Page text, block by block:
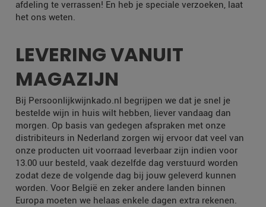
afdeling te verrassen! En heb je speciale verzoeken, laat
het ons weten.
LEVERING VANUIT
MAGAZIJN
Bij Persoonlijkwijnkado.nl begrijpen we dat je snel je
bestelde wijn in huis wilt hebben, liever vandaag dan
morgen. Op basis van gedegen afspraken met onze
distribiteurs in Nederland zorgen wij ervoor dat veel van
onze producten uit voorraad leverbaar zijn indien voor
13.00 uur besteld, vaak dezelfde dag verstuurd worden
zodat deze de volgende dag bij jouw geleverd kunnen
worden. Voor België en zeker andere landen binnen
Europa moeten we helaas enkele dagen extra rekenen.